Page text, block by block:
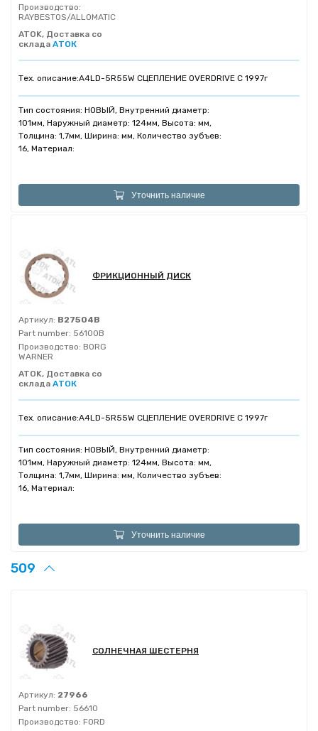
Производство:
RAYBESTOS/ALLOMATIC
ATOK, Доставка со
склада АТОК
Тех. описание:A4LD-5R55W СЦЕПЛЕНИЕ OVERDRIVE C 1997г
Тип состояния: НОВЫЙ, Внутренний диаметр:
101мм, Наружный диаметр: 124мм, Высота: мм,
Толщина: 1,7мм, Ширина: мм, Количество зубъев:
16, Материал:
Уточнить наличие
ФРИКЦИОННЫЙ ДИСК
Артикул: B27504B
Part number: 56100B
Производство: BORG
WARNER
ATOK, Доставка со
склада АТОК
Тех. описание:A4LD-5R55W СЦЕПЛЕНИЕ OVERDRIVE C 1997г
Тип состояния: НОВЫЙ, Внутренний диаметр:
101мм, Наружный диаметр: 124мм, Высота: мм,
Толщина: 1,7мм, Ширина: мм, Количество зубъев:
16, Материал:
Уточнить наличие
509
СОЛНЕЧНАЯ ШЕСТЕРНЯ
Артикул: 27966
Part number: 56610
Производство: FORD